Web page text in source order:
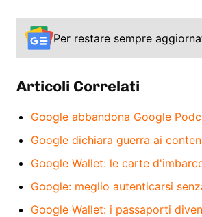
Per restare sempre
Articoli Correlati
Google abbandona Google
Google dichiara guerra ai
Google Wallet: le carte
Google: meglio autenticarsi
Google Wallet: i passaporti